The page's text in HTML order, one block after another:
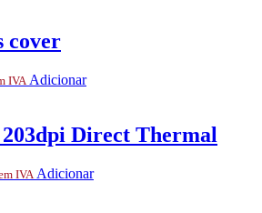
cover
IVA Adicionar
Direct Thermal
IVA Adicionar